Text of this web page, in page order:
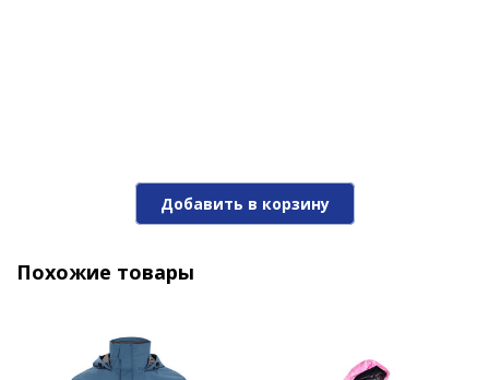
Добавить в корзину
Похожие товары